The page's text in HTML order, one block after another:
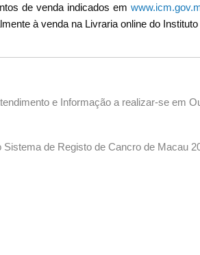
de venda indicados em
à venda na Livraria online do
e Informação a realizar-se em
Sistema de Registo de Cancro de Macau